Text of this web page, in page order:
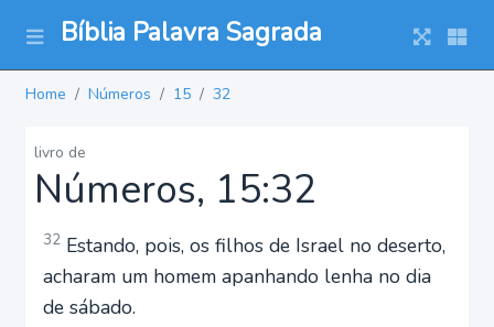
Bíblia Palavra Sagrada
Home Números 15 32
livro de
Números, 15:32
32 Estando, pois, os filhos de Israel no deserto,
acharam um homem apanhando lenha no dia
de sábado.